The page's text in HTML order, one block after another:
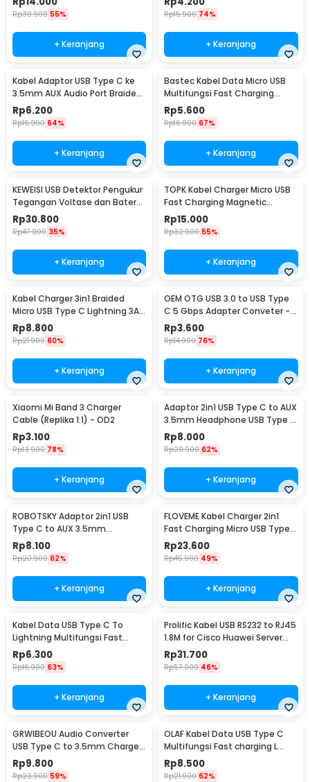
Rp30.900 55%
+ Keranjang
Rp15.900 74%
+ Keranjang
Kabel Adaptor USB Type C ke
3.5mm AUX Audio Port Braided
- PJ1645-01
Rp6.200
Rp16.900 64%
+ Keranjang
Bastec Kabel Data Micro USB
Multifungsi Fast Charging
Braided 100cm - BN100
Rp5.600
Rp16.900 67%
+ Keranjang
KEWEISI USB Detektor Pengukur
Tegangan Voltase dan Baterai
Tester - KWS-V20
Rp30.800
Rp47.000 35%
+ Keranjang
TOPK Kabel Charger Micro USB
Fast Charging Magnetic
Braided 5V 2.4A 1M - CS1711
Rp15.000
Rp32.900 55%
+ Keranjang
Kabel Charger 3in1 Braided
Micro USB Type C Lightning 3A
1.2M - US186
Rp8.800
Rp21.900 60%
+ Keranjang
OEM OTG USB 3.0 to USB Type
C 5 Gbps Adapter Conveter -
US154
Rp3.600
Rp14.900 76%
+ Keranjang
Xiaomi Mi Band 3 Charger
Cable (Replika 1:1) - OD2
Rp3.100
Rp13.900 78%
+ Keranjang
Adaptor 2in1 USB Type C to AUX
3.5mm Headphone USB Type C
- W1O33
Rp8.000
Rp20.900 62%
+ Keranjang
ROBOTSKY Adaptor 2in1 USB
Type C to AUX 3.5mm
Headphone and USB Type C -
S-K06
Rp8.100
Rp20.900 62%
+ Keranjang
FLOVEME Kabel Charger 2in1
Fast Charging Micro USB Type
C 14W 1.2M - B00626
Rp23.600
Rp45.900 49%
+ Keranjang
Kabel Data USB Type C To
Lightning Multifungsi Fast
Charging 5V 2A 1M - 1636
Rp6.300
Rp16.900 63%
+ Keranjang
Prolific Kabel USB RS232 to RJ45
1.8M for Cisco Huawei Server
Router - PL2303RA
Rp31.700
Rp57.900 46%
+ Keranjang
GRWIBEOU Audio Converter
USB Type C to 3.5mm Charger
Port - GR35C
Rp9.800
Rp23.900 59%
OLAF Kabel Data USB Type C
Multifungsi Fast charging L
Shape 5A 1M - OL01
Rp8.500
Rp21.900 62%